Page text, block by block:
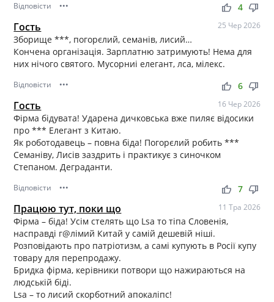
Відповісти ••• thumb_up thumb_down
4
Гость 25 Чер 2026
Зборище ***, погорєлий, семанів, лисий…
Кончена організація. Зарплатню затримують! Нема для
них нічого святого. Мусорниі елегант, лса, мілекс.
Відповісти ••• thumb_up thumb_down
6
Гость 16 Чер 2026
Фірма бідувата! Ударена дичковська вже пиляє відосики
про *** Елегант з Китаю.
Як роботодавець – повна біда! Погорєлий робить ***
Семаніву, Лисів заздрить і практикує з синочком
Степаном. Деграданти.
Відповісти ••• thumb_up thumb_down
7
Працюю тут, поки що 11 Тра 2026
Фірма – біда! Усім стелять що Lsa то тіпа Словенія,
насправді г@лімий Китай у самій дешевій ніші.
Розповідають про патріотизм, а самі купують в Росії купу
товару для перепродажу.
Бридка фірма, керівники потвори що нажираються на
людській біді.
Lsa – то лисий скорботний апокаліпс!